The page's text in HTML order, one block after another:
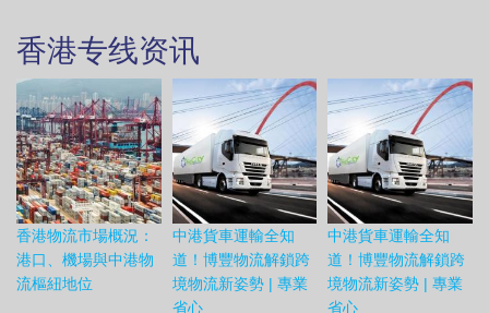
香港专线资讯
香港物流市場概況：
港口、機場與中港物
流樞紐地位
中港貨車運輸全知
道！博豐物流解鎖跨
境物流新姿勢 | 專業
省心
中港貨車運輸全知
道！博豐物流解鎖跨
境物流新姿勢 | 專業
省心